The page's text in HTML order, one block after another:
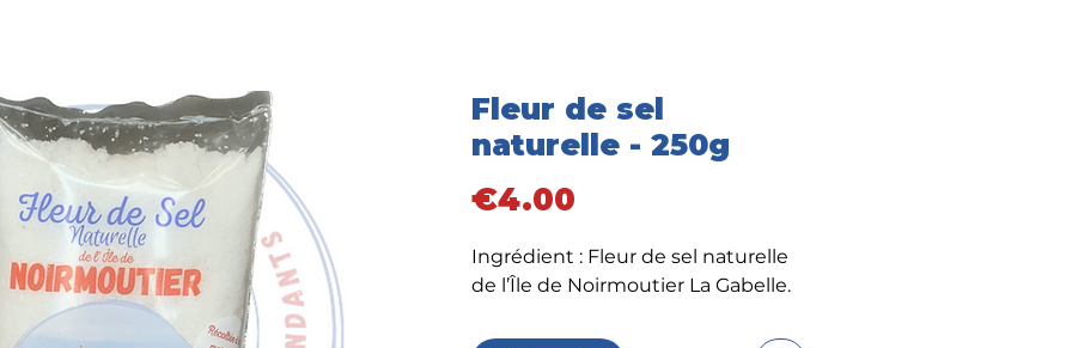
Fleur de sel
naturelle - 250g
€4.00
Ingrédient : Fleur de sel naturelle
de l’Île de Noirmoutier La Gabelle.